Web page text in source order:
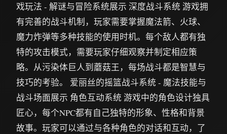
戏玩法 - 解谜与冒险系统展示 深度战斗系统 游戏拥
有完善的战斗机制，玩家需要掌握魔法箭、火球、
魔力炸弹等多种技能的使用时机。每个敌人都有独
特的攻击模式，需要玩家仔细观察并制定相应策
略。从污染体巨人到蘑菇王，每场战斗都是智慧与
技巧的考验。 爱丽丝的摇篮战斗系统 - 魔法技能与
战斗场面展示 角色互动系统 游戏中的角色设计独具
匠心，每个NPC都有自己独特的形象、性格和背景
故事。玩家可以通过与各种角色的对话和互动，了